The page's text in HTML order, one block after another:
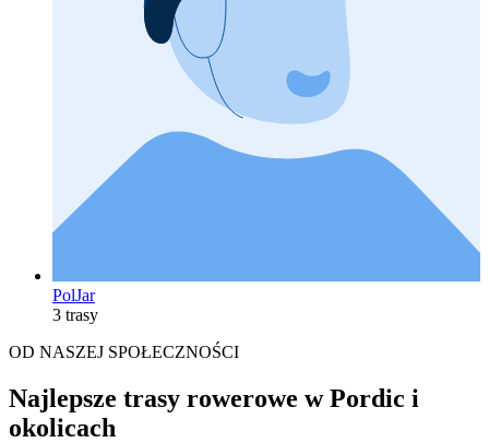
PolJar
3 trasy
OD NASZEJ SPOŁECZNOŚCI
Najlepsze trasy rowerowe w Pordic i
okolicach